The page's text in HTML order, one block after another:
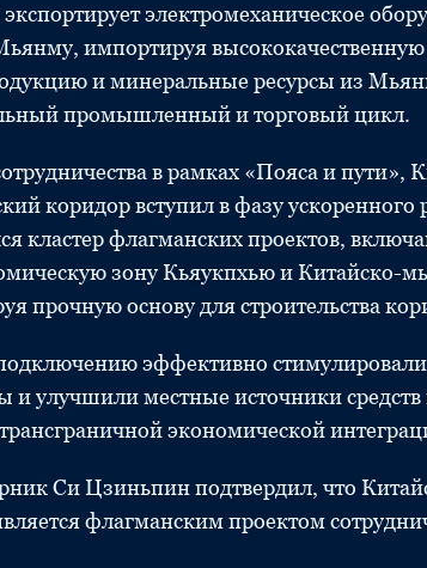
электромеханическое
импортируя высококачественную
и минеральные ресурсы из
промышленный и торговый цикл.
в рамках «Пояса и пути»,
коридор вступил в фазу ускоренного
кластер флагманских проектов,
зону Кьяукпхью и Китайско-
прочную основу для строительства
эффективно
улучшили местные источники средств
экономической
Си Цзиньпин подтвердил, что
флагманским проектом